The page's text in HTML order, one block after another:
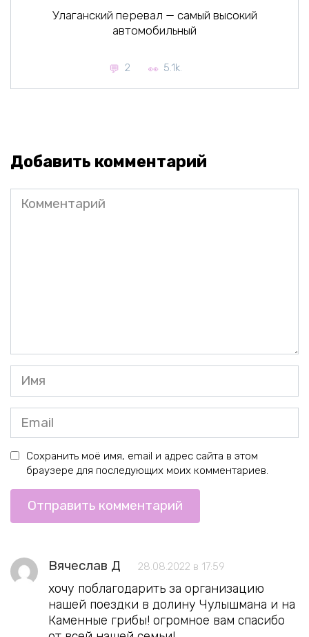
Улаганский перевал — самый высокий
автомобильный
2 5.1k.
Добавить комментарий
Комментарий
Имя
Email
Сохранить моё имя, email и адрес сайта в этом
браузере для последующих моих комментариев.
Вячеслав Д 28.08.2022 в 17:59
хочу поблагодарить за организацию
нашей поездки в долину Чулышмана и на
Каменные грибы! огромное вам спасибо